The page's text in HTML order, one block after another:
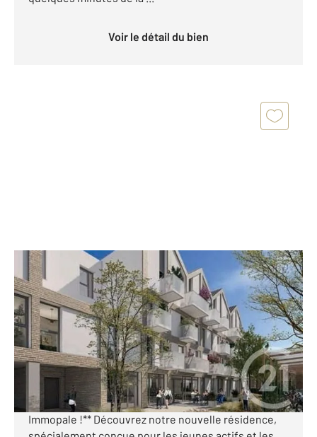
Voir le détail du bien
CALAIS 62
18,30 m 2, 1 pièce
Ref : 18416
Appartement Studio à vendre
95 100 €
**Annonce immobilière Résidence à Calais**
**Investissez dans le futur avec Century 21
Immopale !** Découvrez notre nouvelle résidence,